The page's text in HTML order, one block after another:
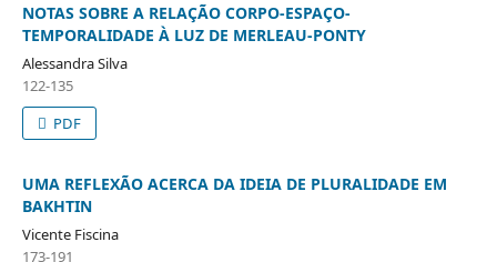
NOTAS SOBRE A RELAÇÃO CORPO-ESPAÇO-
TEMPORALIDADE À LUZ DE MERLEAU-PONTY
Alessandra Silva
122-135
PDF
UMA REFLEXÃO ACERCA DA IDEIA DE PLURALIDADE EM
BAKHTIN
Vicente Fiscina
173-191